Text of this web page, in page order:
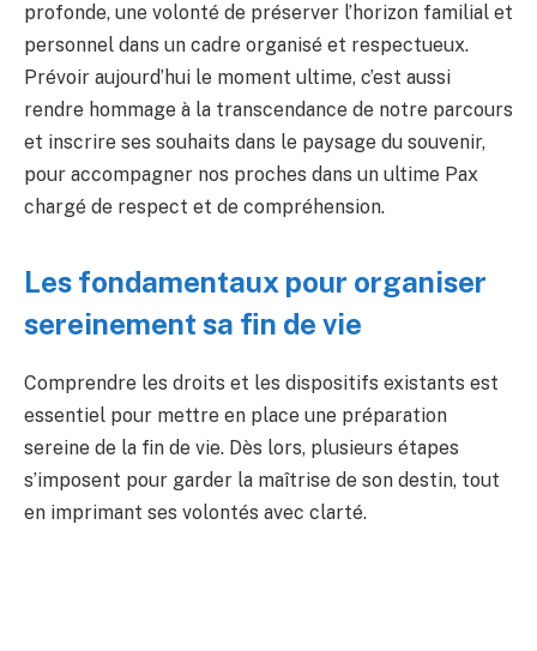
profonde, une volonté de préserver l’horizon familial et
personnel dans un cadre organisé et respectueux.
Prévoir aujourd’hui le moment ultime, c’est aussi
rendre hommage à la transcendance de notre parcours
et inscrire ses souhaits dans le paysage du souvenir,
pour accompagner nos proches dans un ultime Pax
chargé de respect et de compréhension.
Les fondamentaux pour organiser
sereinement sa fin de vie
Comprendre les droits et les dispositifs existants est
essentiel pour mettre en place une préparation
sereine de la fin de vie. Dès lors, plusieurs étapes
s’imposent pour garder la maîtrise de son destin, tout
en imprimant ses volontés avec clarté.